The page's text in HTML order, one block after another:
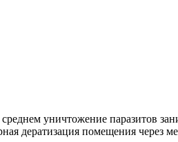
уничтожение паразитов
дератизация помещения через